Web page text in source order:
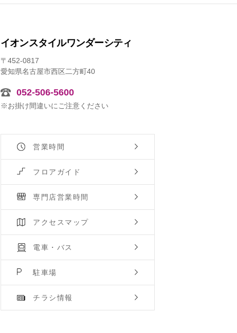
イオンスタイルワンダーシティ
〒452-0817
愛知県名古屋市西区二方町40
052-506-5600
※お掛け間違いにご注意ください
営業時間
フロアガイド
専門店営業時間
アクセスマップ
電車・バス
駐車場
チラシ情報